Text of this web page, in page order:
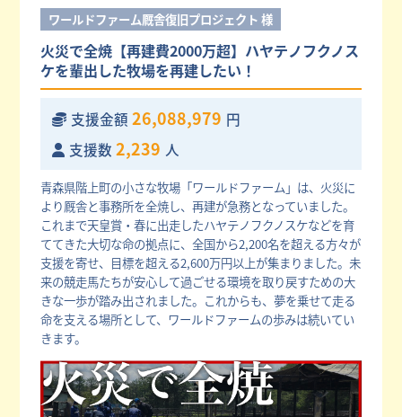
ワールドファーム厩舎復旧プロジェクト 様
火災で全焼【再建費2000万超】ハヤテノフクノス
ケを輩出した牧場を再建したい！
支援金額 26,088,979 円
支援数 2,239 人
青森県階上町の小さな牧場「ワールドファーム」は、火災に
より厩舎と事務所を全焼し、再建が急務となっていました。
これまで天皇賞・春に出走したハヤテノフクノスケなどを育
ててきた大切な命の拠点に、全国から2,200名を超える方々が
支援を寄せ、目標を超える2,600万円以上が集まりました。未
来の競走馬たちが安心して過ごせる環境を取り戻すための大
きな一歩が踏み出されました。これからも、夢を乗せて走る
命を支える場所として、ワールドファームの歩みは続いてい
きます。